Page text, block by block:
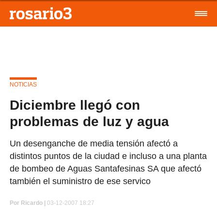
NOTICIAS
Diciembre llegó con
problemas de luz y agua
Un desenganche de media tensión afectó a
distintos puntos de la ciudad e incluso a una planta
de bombeo de Aguas Santafesinas SA que afectó
también el suministro de ese servico
Por Ricardo | 03-12-2007 18:27